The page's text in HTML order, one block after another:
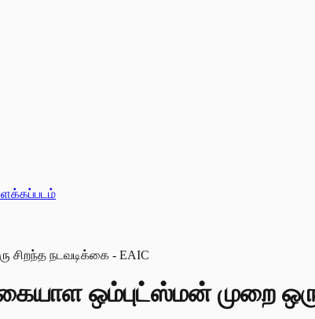
ஒம்புட்ஸ்மன் முறை